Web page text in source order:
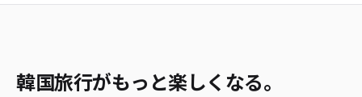
韓国旅行がもっと楽しくなる。